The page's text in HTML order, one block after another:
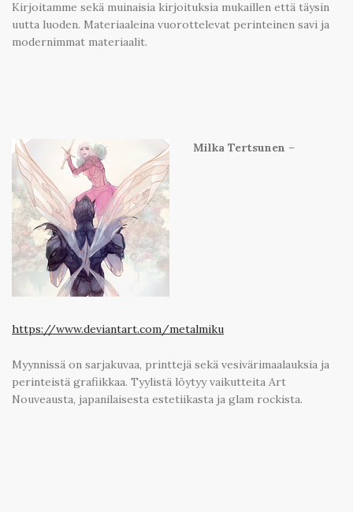
Kirjoitamme sekä muinaisia kirjoituksia mukaillen että täysin
uutta luoden. Materiaaleina vuorottelevat perinteinen savi ja
modernimmat materiaalit.
Milka Tertsunen –
https://www.deviantart.com/metalmiku
Myynnissä on sarjakuvaa, printtejä sekä vesivärimaalauksia ja
perinteistä grafiikkaa. Tyylistä löytyy vaikutteita Art
Nouveausta, japanilaisesta estetiikasta ja glam rockista.